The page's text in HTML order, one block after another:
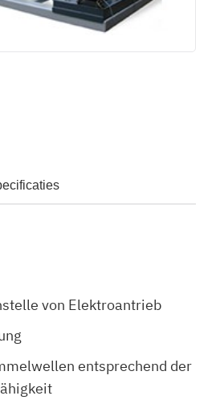
von Elektroantrieb
entsprechend der